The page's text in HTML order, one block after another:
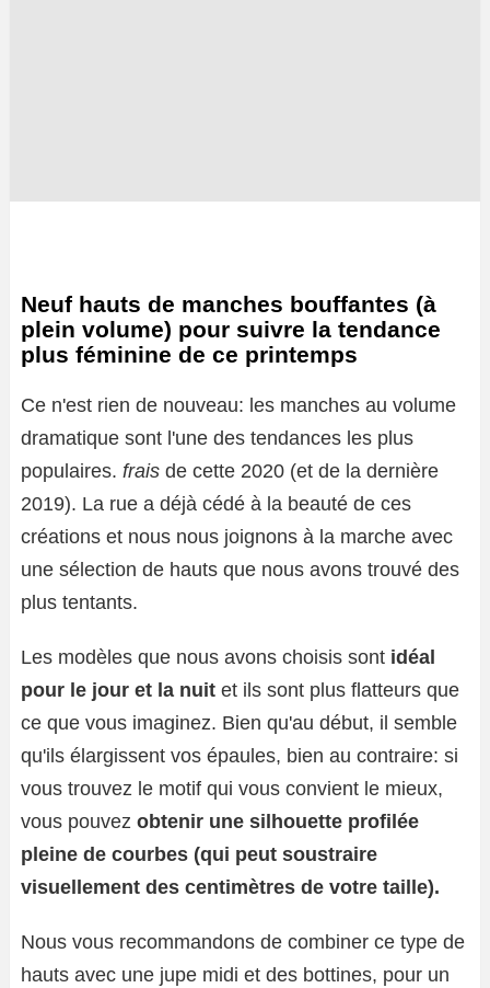
Neuf hauts de manches bouffantes (à
plein volume) pour suivre la tendance
plus féminine de ce printemps
Ce n'est rien de nouveau: les manches au volume
dramatique sont l'une des tendances les plus
populaires. frais de cette 2020 (et de la dernière
2019). La rue a déjà cédé à la beauté de ces
créations et nous nous joignons à la marche avec
une sélection de hauts que nous avons trouvé des
plus tentants.
Les modèles que nous avons choisis sont idéal
pour le jour et la nuit et ils sont plus flatteurs que
ce que vous imaginez. Bien qu'au début, il semble
qu'ils élargissent vos épaules, bien au contraire: si
vous trouvez le motif qui vous convient le mieux,
vous pouvez obtenir une silhouette profilée
pleine de courbes (qui peut soustraire
visuellement des centimètres de votre taille).
Nous vous recommandons de combiner ce type de
hauts avec une jupe midi et des bottines, pour un